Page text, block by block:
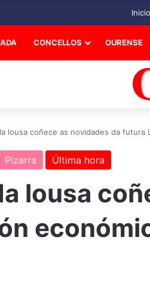
Inicio
CONCELLOS OURENSE
lousa coñece as novidades da futura
Pizarra Última hora
lousa